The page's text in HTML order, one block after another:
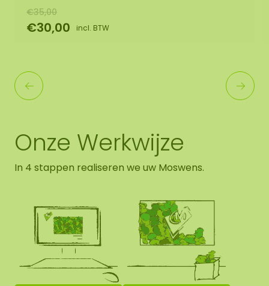
€35,00
€30,00 incl. BTW
Onze Werkwijze
In 4 stappen realiseren we uw Moswens.